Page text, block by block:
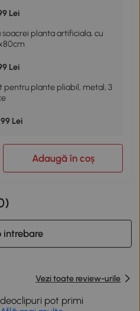
Lei
soacrei planta artificiala, cu
Lei
pentru plante pliabil, metal, 3
Lei
Adaugă în coș
)
intrebare
Vezi toate review-urile
pot primi